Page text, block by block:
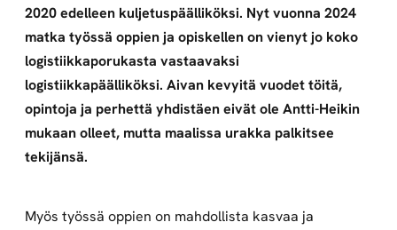
2020 edelleen kuljetuspäälliköksi. Nyt vuonna 2024
matka työssä oppien ja opiskellen on vienyt jo koko
logistiikkaporukasta vastaavaksi
logistiikkapäälliköksi. Aivan kevyitä vuodet töitä,
opintoja ja perhettä yhdistäen eivät ole Antti-Heikin
mukaan olleet, mutta maalissa urakka palkitsee
tekijänsä.
Myös työssä oppien on mahdollista kasvaa ja